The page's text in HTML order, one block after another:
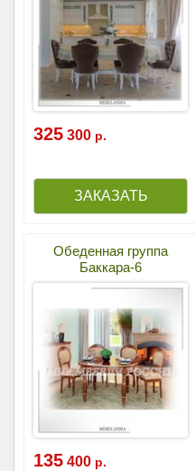
325 300 р.
Обеденная группа
Баккара-6
135 400 р.